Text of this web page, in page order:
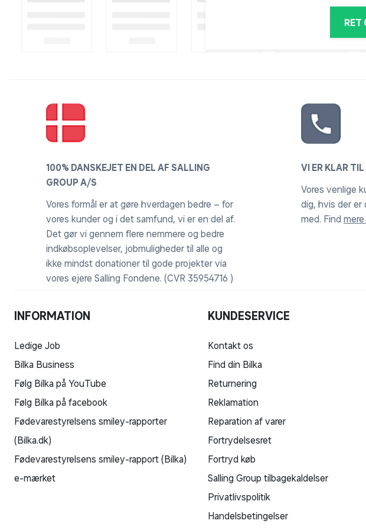
RET
100% DANSKEJET EN DEL AF SALLING
GROUP A/S
Vores formål er at gøre hverdagen bedre – for
vores kunder og i det samfund, vi er en del af.
Det gør vi gennem flere nemmere og bedre
indkøbsoplevelser, jobmuligheder til alle og
ikke mindst donationer til gode projekter via
vores ejere Salling Fondene. (CVR 35954716 )
VI ER KLAR
Vores venlige
dig, hvis der
med. Find
INFORMATION
Ledige Job
Bilka Business
Følg Bilka på YouTube
Følg Bilka på facebook
Fødevarestyrelsens smiley-rapporter
(Bilka.dk)
Fødevarestyrelsens smiley-rapport (Bilka)
e-mærket
KUNDESERVICE
Kontakt os
Find din Bilka
Returnering
Reklamation
Reparation af varer
Fortrydelsesret
Fortryd køb
Salling Group tilbagekaldelser
Privatlivspolitik
Handelsbetingelser